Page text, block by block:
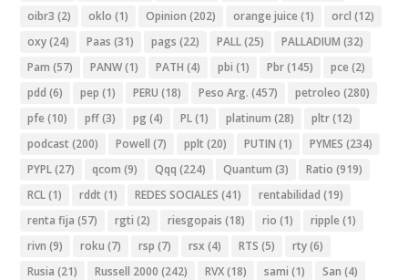
oibr3 (2) oklo (1) Opinion (202) orange juice (1) orcl (12)
oxy(24) Paas (31) pags (22) PALL(25) PALLADIUM (32)
Pam (57) PANW(1) PATH (4) pbi (1) Pbr(145) pce (2)
pdd (6) pep (1) PERU (18) Peso Arg. (457) petroleo (280)
pfe (10) pff(3) pg (4) PL(1) platinum (28) pltr(12)
podcast (200) Powell (7) pplt (20) PUTIN (1) PYMES (234)
PYPL(27) qcom (9) Qqq (224) Quantum (3) Ratio (919)
RCL(1) rddt (1) REDES SOCIALES (41) rentabilidad (19)
renta fija (57) rgti (2) riesgopais (18) rio (1) ripple (1)
rivn (9) roku (7) rsp (7) rsx (4) RTS (5) rty(6)
Rusia (21) Russell 2000 (242) RVX(18) sami (1) San (4)